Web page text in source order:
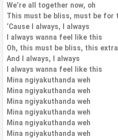
We’re all together now, oh
This must be bliss, must be for
‘Cause I always, I always
I always wanna feel like this
Oh, this must be bliss, this
And I always, I always
I always wanna feel like this
Mina ngiyakuthanda weh
Mina ngiyakuthanda weh
Mina ngiyakuthanda weh
Mina ngiyakuthanda weh
Mina ngiyakuthanda weh
Mina ngiyakuthanda weh